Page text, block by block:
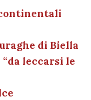
di Biella
“da leccarsi le